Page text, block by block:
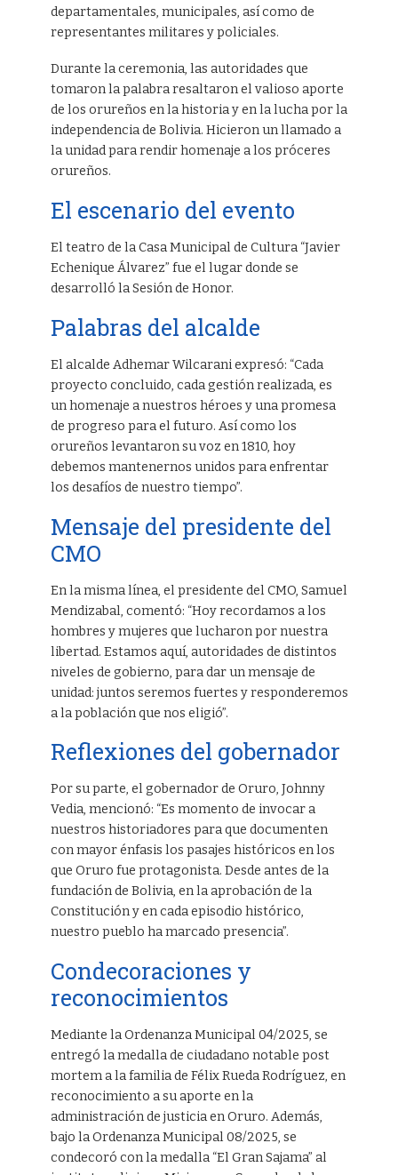
departamentales, municipales, así como de
representantes militares y policiales.
Durante la ceremonia, las autoridades que
tomaron la palabra resaltaron el valioso aporte
de los orureños en la historia y en la lucha por la
independencia de Bolivia. Hicieron un llamado a
la unidad para rendir homenaje a los próceres
orureños.
El escenario del evento
El teatro de la Casa Municipal de Cultura “Javier
Echenique Álvarez” fue el lugar donde se
desarrolló la Sesión de Honor.
Palabras del alcalde
El alcalde Adhemar Wilcarani expresó: “Cada
proyecto concluido, cada gestión realizada, es
un homenaje a nuestros héroes y una promesa
de progreso para el futuro. Así como los
orureños levantaron su voz en 1810, hoy
debemos mantenernos unidos para enfrentar
los desafíos de nuestro tiempo”.
Mensaje del presidente del
CMO
En la misma línea, el presidente del CMO, Samuel
Mendizabal, comentó: “Hoy recordamos a los
hombres y mujeres que lucharon por nuestra
libertad. Estamos aquí, autoridades de distintos
niveles de gobierno, para dar un mensaje de
unidad: juntos seremos fuertes y responderemos
a la población que nos eligió”.
Reflexiones del gobernador
Por su parte, el gobernador de Oruro, Johnny
Vedia, mencionó: “Es momento de invocar a
nuestros historiadores para que documenten
con mayor énfasis los pasajes históricos en los
que Oruro fue protagonista. Desde antes de la
fundación de Bolivia, en la aprobación de la
Constitución y en cada episodio histórico,
nuestro pueblo ha marcado presencia”.
Condecoraciones y
reconocimientos
Mediante la Ordenanza Municipal 04/2025, se
entregó la medalla de ciudadano notable post
mortem a la familia de Félix Rueda Rodríguez, en
reconocimiento a su aporte en la
administración de justicia en Oruro. Además,
bajo la Ordenanza Municipal 08/2025, se
condecoró con la medalla “El Gran Sajama” al